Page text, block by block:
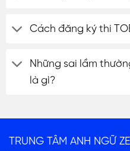
Cách đăng ký thi
Những sai lầm
là gì?
TRUNG TÂM ANH NGỮ